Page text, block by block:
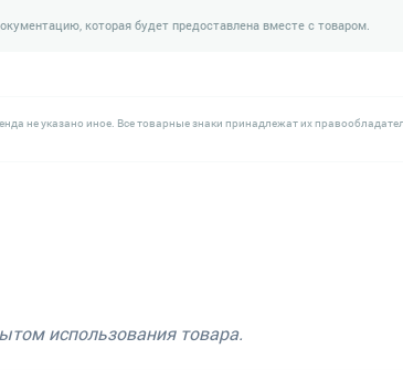
которая будет предоставлена вместе с товаром.
не указано иное. Все товарные знаки принадлежат их
использования товара.